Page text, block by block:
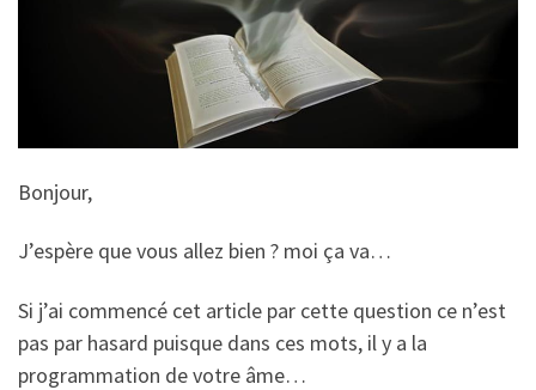
Bonjour,
J’espère que vous allez bien ? moi ça va…
Si j’ai commencé cet article par cette question ce n’est
pas par hasard puisque dans ces mots, il y a la
programmation de votre âme…